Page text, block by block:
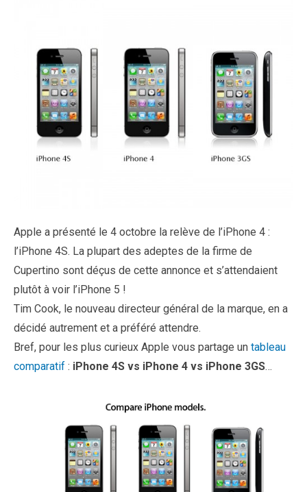
Apple a présenté le 4 octobre la relève de l’iPhone 4 :
l’iPhone 4S. La plupart des adeptes de la firme de
Cupertino sont déçus de cette annonce et s’attendaient
plutôt à voir l’iPhone 5 !
Tim Cook, le nouveau directeur général de la marque, en a
décidé autrement et a préféré attendre.
Bref, pour les plus curieux Apple vous partage un tableau
comparatif : iPhone 4S vs iPhone 4 vs iPhone 3GS…